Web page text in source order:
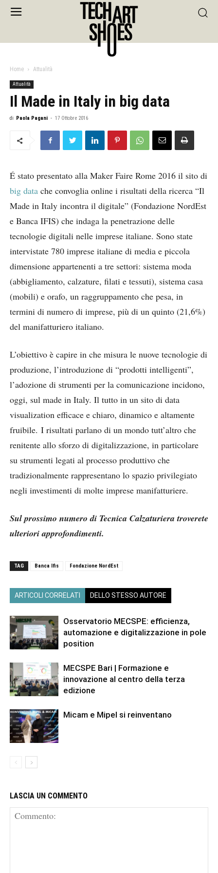
Home Attualità
Attualità
Il Made in Italy in big data
di Paola Pagani - 17 Ottobre 2016
É stato presentato alla Maker Faire Rome 2016 il sito di
big data che convoglia online i risultati della ricerca “Il
Made in Italy incontra il digitale” (Fondazione NordEst
e Banca IFIS) che indaga la penetrazione delle
tecnologie digitali nelle imprese italiane. Sono state
intervistate 780 imprese italiane di media e piccola
dimensione appartenenti a tre settori: sistema moda
(abbigliamento, calzature, filati e tessuti), sistema casa
(mobili) e orafo, un raggruppamento che pesa, in
termini di numero di imprese, più di un quinto (21,6%)
del manifatturiero italiano.
L’obiettivo è capire in che misura le nuove tecnologie di
produzione, l’introduzione di “prodotti intelligenti”,
l’adozione di strumenti per la comunicazione incidono,
oggi, sul made in Italy. Il tutto in un sito di data
visualization efficace e chiaro, dinamico e altamente
fruibile. I risultati parlano di un mondo tutt’altro che
renitente allo sforzo di digitalizzazione, in particolare
su strumenti legati al processo produttivo che
tradizionalmente rappresentano lo spazio privilegiato
negli investimenti di molte imprese manifatturiere.
Sul prossimo numero di Tecnica Calzaturiera troverete
ulteriori approfondimenti.
TAG Banca Ifis Fondazione NordEst
ARTICOLI CORRELATI DELLO STESSO AUTORE
Osservatorio MECSPE: efficienza,
automazione e digitalizzazione in pole
position
MECSPE Bari | Formazione e
innovazione al centro della terza
edizione
Micam e Mipel si reinventano
LASCIA UN COMMENTO